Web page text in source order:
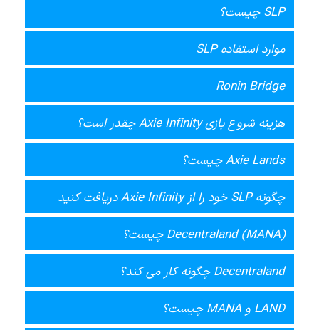
SLP چیست؟
موارد استفاده SLP
Ronin Bridge
هزینه شروع بازی Axie Infinity چقدر است؟
Axie Lands چیست؟
چگونه SLP خود را از Axie Infinity دریافت کنید
Decentraland (MANA) چیست؟
Decentraland چگونه کار می کند؟
LAND و MANA چیست؟